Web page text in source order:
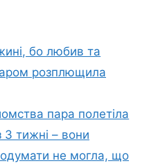
бо любив та
розплющила
пара полетіла
3 тижні – вони
не могла, що